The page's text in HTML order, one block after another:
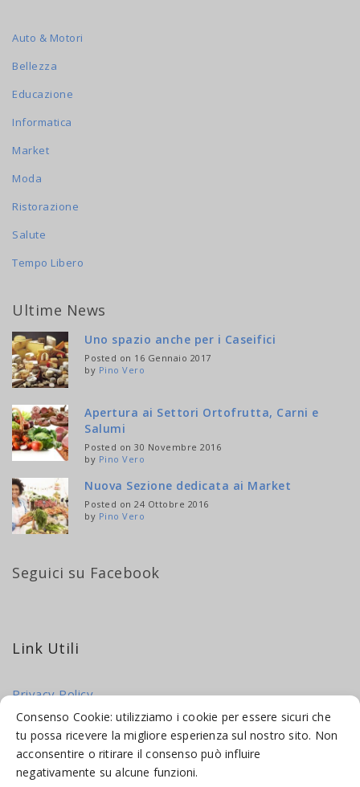
Consenso Cookie: utilizziamo i cookie per essere sicuri che
tu possa ricevere la migliore esperienza sul nostro sito. Non
acconsentire o ritirare il consenso può influire
negativamente su alcune funzioni.
Auto & Motori
Bellezza
Educazione
Informatica
Market
Moda
Ristorazione
Salute
Tempo Libero
Ultime News
Uno spazio anche per i Caseifici
Posted on 16 Gennaio 2017
by Pino Vero
Apertura ai Settori Ortofrutta, Carni e
Salumi
Posted on 30 Novembre 2016
by Pino Vero
Nuova Sezione dedicata ai Market
Posted on 24 Ottobre 2016
by Pino Vero
Seguici su Facebook
Link Utili
Privacy Policy
Cookie Policy